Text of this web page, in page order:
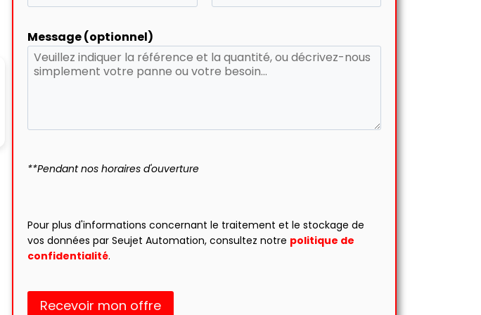
Message (optionnel)
**Pendant nos horaires d'ouverture
Pour plus d'informations concernant le traitement et le stockage de
vos données par Seujet Automation, consultez notre politique de
confidentialité.
Recevoir mon offre